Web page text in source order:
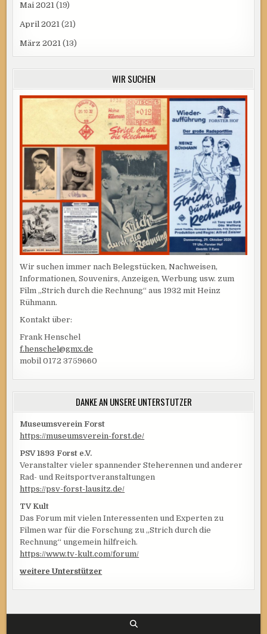
Mai 2021 (19)
April 2021 (21)
März 2021 (13)
WIR SUCHEN
Wir suchen immer nach Belegstücken, Nachweisen,
Informationen, Souvenirs, Anzeigen, Werbung usw. zum
Film „Strich durch die Rechnung“ aus 1932 mit Heinz
Rühmann.
Kontakt über:
Frank Henschel
f.henschel@gmx.de
mobil 0172 3759660
DANKE AN UNSERE UNTERSTÜTZER
Museumsverein Forst
https://museumsverein-forst.de/
PSV 1893 Forst e.V.
Veranstalter vieler spannender Steherennen und anderer
Rad- und Reitsportveranstaltungen
https://psv-forst-lausitz.de/
TV Kult
Das Forum mit vielen Interessenten und Experten zu
Filmen war für die Forschung zu „Strich durch die
Rechnung“ ungemein hilfreich.
https://www.tv-kult.com/forum/
weitere Unterstützer